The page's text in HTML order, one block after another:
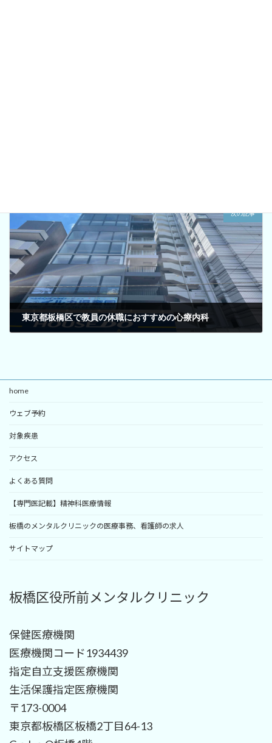
次の記事
東京都板橋区で教員の休職におすすめの心療内科
home
ウェブ予約
対象疾患
アクセス
よくある質問
【専門医記載】精神科医療情報
板橋のメンタルクリニックの医療事務、看護師の求人
サイトマップ
板橋区役所前メンタルクリニック
保健医療機関
医療機関コード1934439
指定自立支援医療機関
生活保護指定医療機関
〒173-0004
東京都板橋区板橋2丁目64-13